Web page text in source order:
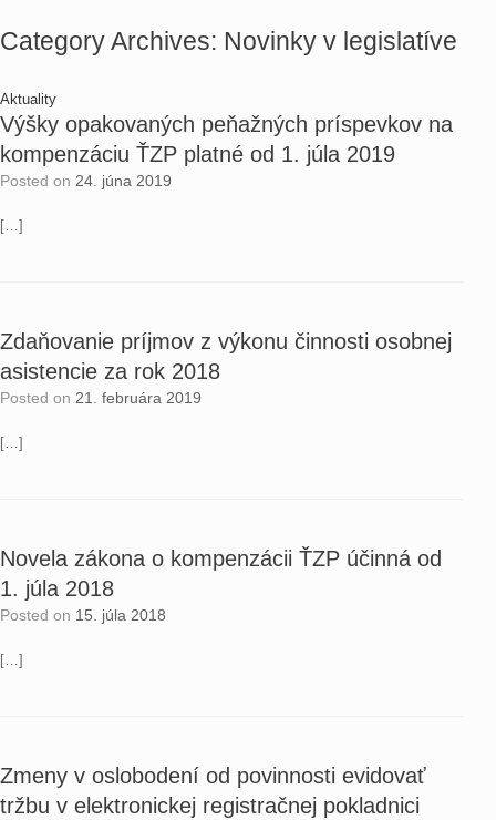
Category Archives: Novinky v legislatíve
Aktuality
Výšky opakovaných peňažných príspevkov na
kompenzáciu ŤZP platné od 1. júla 2019
Posted on 24. júna 2019
[…]
Zdaňovanie príjmov z výkonu činnosti osobnej
asistencie za rok 2018
Posted on 21. februára 2019
[…]
Novela zákona o kompenzácii ŤZP účinná od
1. júla 2018
Posted on 15. júla 2018
[…]
Zmeny v oslobodení od povinnosti evidovať
tržbu v elektronickej registračnej pokladnici